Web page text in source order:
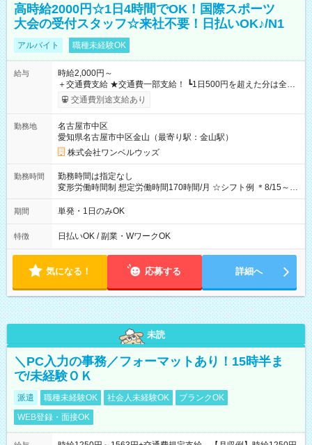
高時給2000円☆1日4時間でOK！国際スポーツ
大会の受付スタッフ☆来社不要！日払いOK♪/N1
アルバイト 職種未経験OK
給与
時給2,000円～
＋交通費支給 ★交通費一部支給！ ┗1日500円を超えた分は全額
支給！ ※往復500円以内の方は自己負担となります ★日払い
OK！（規定あり） ┗働いたその日に現金GET♪ お仕事後はコン
期間なし
交通費別途支給あり
勤務地
名古屋市中区
愛知県名古屋市中区金山（最寄り駅：金山駅）
株式会社ワンベルウッズ
勤務時間
勤務時間は指定なし
変形労働時間制 想定労働時間170時間/月 ☆シフト例 ＊8/15～
10/26 全日共通 08：00～12：00 17：00～21：00 ＊8/31
～9/19のみ下記シフトもあります！ 12：00～16：00 ＊9/6～
00
期間 単発・1日のみOK
特徴 日払いOK / 副業・WワークOK
気になる！ 応募する 詳細へ
未読
＼PC入力の事務／フォーマットあり！15時半ま
で/未経験ＯＫ
派遣 職種未経験OK 社会人未経験OK
ブランクOK
WEB登録・面接OK